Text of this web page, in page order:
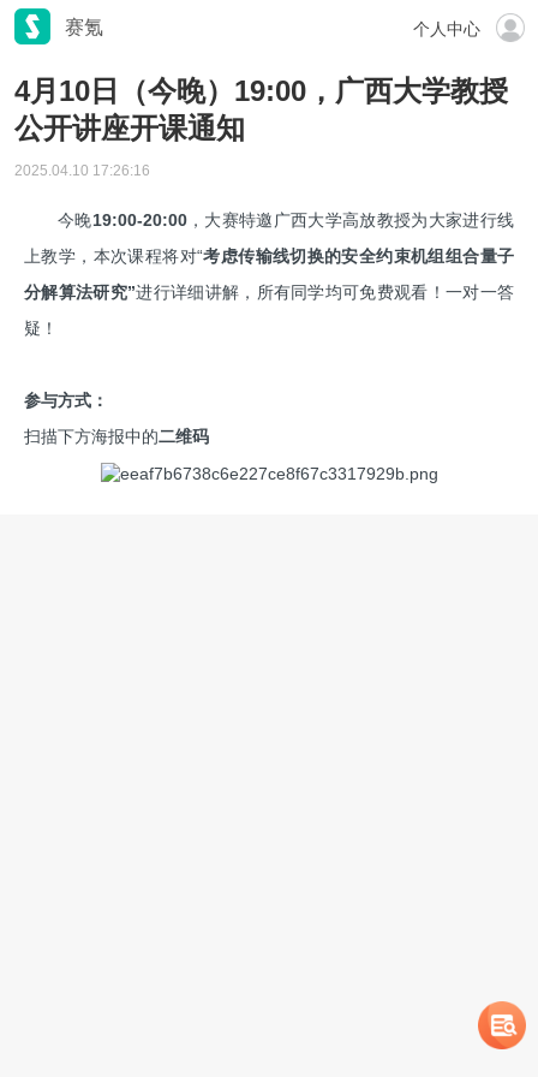
赛氪 个人中心
4月10日（今晚）19:00，广西大学教授
公开讲座开课通知
2025.04.10 17:26:16
今晚19:00-20:00，大赛特邀 广西大学高放教授为大家进行线
上教学，本次课程将对“考虑传输线切换的安全约束机组组合量子
分解算法研究”进行详细讲解，所有同学均可免费观看！一对一答
疑！
参与方式：
扫描下方海报中的二维码